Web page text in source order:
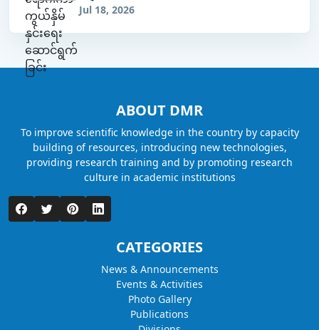
Jul 18, 2026
ABOUT DMR
To improve scientific knowledge in the country by capacity
building of resources, introducing new technologies,
providing research training and by promoting research
culture in academic institutions
CATEGORIES
News & Announcements
Events & Activities
Photo Gallery
Publications